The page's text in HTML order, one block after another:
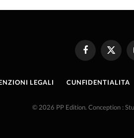
FacebookX
LEGALI CUNFIDENTIALITA
© 2026 PP Edition. Conception :